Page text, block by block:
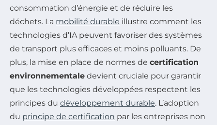
consommation d’énergie et de réduire les
déchets. La mobilité durable illustre comment les
technologies d’IA peuvent favoriser des systèmes
de transport plus efficaces et moins polluants. De
plus, la mise en place de normes de certification
environnementale devient cruciale pour garantir
que les technologies développées respectent les
principes du développement durable. L’adoption
du principe de certification par les entreprises non